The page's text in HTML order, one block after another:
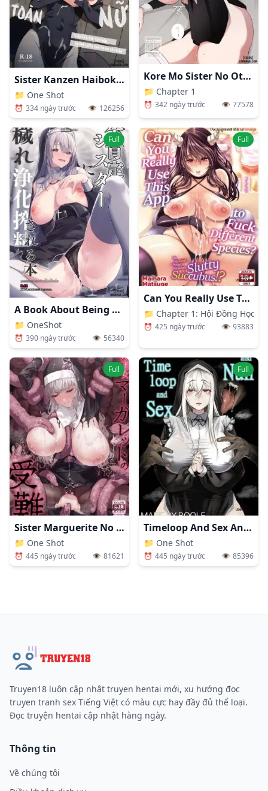
Sister Kanzen Haiboku. ~Muchi Na Sister Ga Honnou De Hatsujo Koubi Surumade~
📁 One Shot
⏰ 334 ngày trước 👁️ 126256
Kore Mo Sister No Otsutome Desu 1 ~Sister Liliana No Seinaru Oyakume~
📁 Chapter 1
⏰ 342 ngày trước 👁️ 77578
Full
A Book About Being Purified By An Anything-Goes Sister
📁 OneShot
⏰ 390 ngày trước 👁️ 56340
Full
Can You Really Use This App To Fuck Different Species
📁 Chapter 1: Hội Đồng Học
⏰ 425 ngày trước 👁️ 93883
Full
Sister Marguerite No Jyunan
📁 One Shot
⏰ 445 ngày trước 👁️ 81621
Full
Timeloop And Sex And Nun
📁 One Shot
⏰ 445 ngày trước 👁️ 85396
Truyen18 luôn cập nhật truyen hentai mới, xu hướng đọc
truyen tranh sex Tiếng Việt có màu cực hay đầy đủ thể loại.
Đọc truyện hentai cập nhật hàng ngày.
Thông tin
Về chúng tôi